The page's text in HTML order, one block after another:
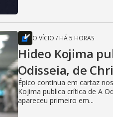
O VÍCIO / HÁ 5 HORAS
Hideo Kojima
Odisseia, de
Épico continua em cartaz
Kojima publica crítica de A
apareceu primeiro em...